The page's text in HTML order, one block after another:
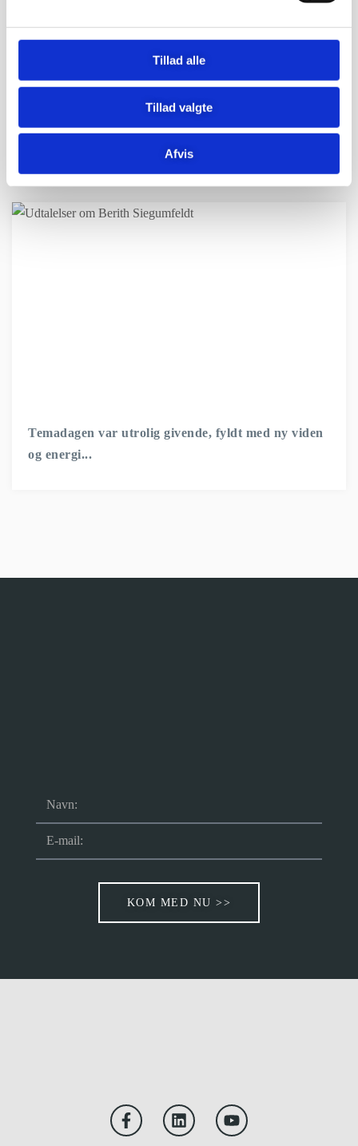
Tillad alle
Tillad valgte
Afvis
Temadagen var utrolig givende, fyldt med ny viden
og energi...
KOM MED NU >>